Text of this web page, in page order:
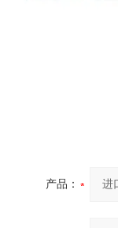
产品：